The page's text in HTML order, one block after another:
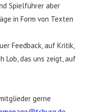
Spielführer aber
in Form von Texten
Feedback, auf Kritik,
Lob, das uns zeigt, auf
gerne